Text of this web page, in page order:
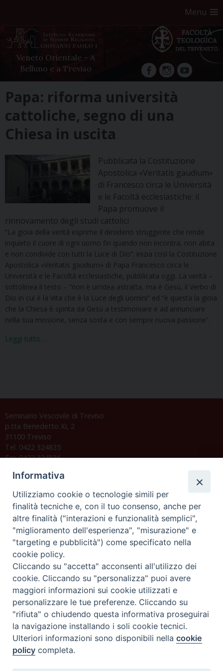
Menu
Veneto Orientale – A
Belluno e a Treviso
facebookInstagram
YouTube
content
Papa: riforma università
cattoliche, segno di una
Chiesa in uscita
Pubblicata la Costituzione
Apostolica «Veritatis gaudium»
di Francesco circa le Università
e le Facoltà ecclesiastiche: il
Papa promuove il
rinnovamento degli studi cattolici
“La gioia della verità esprime il desiderio struggente che rende
inquieto il cuore di ogni uomo fin quando non incontra, non abita
e non condivide con tutti la Luce di Dio”: inizia così la Costituzione
Apostolica «Veritatis gaudium» di Papa Francesco circa le
Università e le Facoltà ecclesiastiche, pubblicata oggi. La verità –
sottolinea il testo – “non è un’idea astratta, ma è Gesù, il Verbo di
Dio in cui è la Vita che è la Luce degli uomini” ed “è questa la gioia
che la Chiesa è spinta da Gesù a testimoniare e ad annunciare
nella sua missione, senza sosta e con sempre nuova passione”.
Leggi tutto…
Seminario Vescovile di Treviso
p.tta Benedetto XI, 2
31100 Treviso
Tel. 0422 324835
Fax 0422 324836
C.F. 94004060268
Orario di segreteria
Lunedì 17.30-19.30
Martedì 17.30-19.30
Mercoledì 17.30-19.30
Giovedì 17.30-19.30
Venerdì chiuso
Sabato 9.30-11.30
Privacy e sicurezza
Informativa
Utilizziamo cookie o tecnologie simili per
finalità tecniche e, con il tuo consenso, anche per
altre finalità ("interazioni e funzionalità semplici",
"miglioramento dell'esperienza", "misurazione" e
"targeting e pubblicità") come specificato nella
cookie policy.
Cliccando su "accetta" acconsenti all'utilizzo dei
cookie. Cliccando su "personalizza" puoi avere
maggiori informazioni sui cookie utilizzati e
personalizzare le tue preferenze. Cliccando su
"rifiuta" o chiudendo questa informativa proseguirai
la navigazione installando i soli cookie tecnici.
Ulteriori informazioni sono disponibili nellacookie
policy completa.